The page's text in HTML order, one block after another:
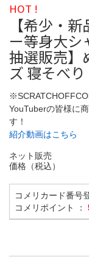
HOT !
【希少・
ー等身大シ
抽選販売】
ズ 寝そべ
YouTuberの皆様に
す！
紹介動画はこちら
ネット販売
価格（税込）
コメリカード番号
コメリポイント ：